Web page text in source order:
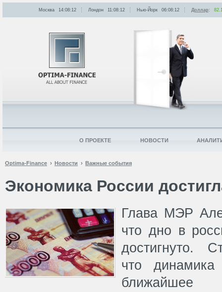
Optima-Finance Новости Важные события
Экономика России
Глава МЭР
что дно в
достигнуто.
что
ближайшее
Москва 14:08:12 Лондон 11:08:12 Нью-Йорк 06:08:12 Доллар:
О ПРОЕКТЕ НОВОСТИ